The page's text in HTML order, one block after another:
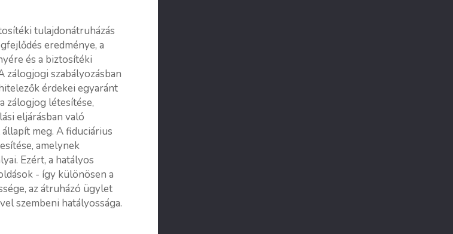
tulajdonátruházás
eredménye, a
és a biztosítéki
zálogjogi szabályozásban
érdekei egyaránt
zálogjog létesítése,
eljárásban való
meg. A fiduciárius
amelynek
Ezért, a hatályos
- így különösen a
az átruházó ügylet
szembeni hatályossága.